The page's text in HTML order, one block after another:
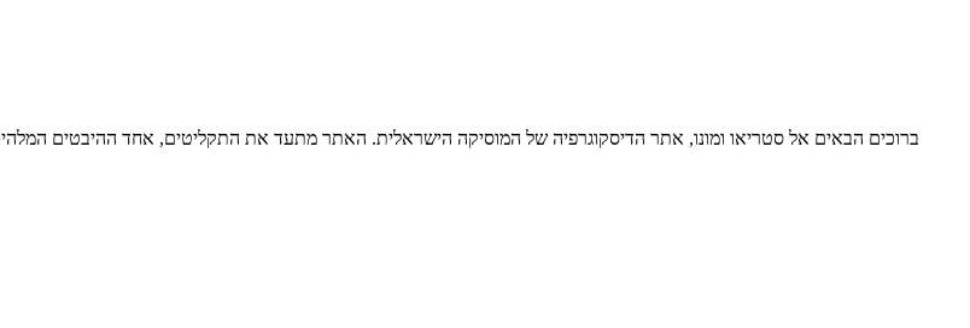
ברוכים הבאים אל סטריאו ומונו, אתר הדיסקוגרפיה של המוסיקה הישראלית. האתר מתעד את התקליטים, אחד ההיבטים